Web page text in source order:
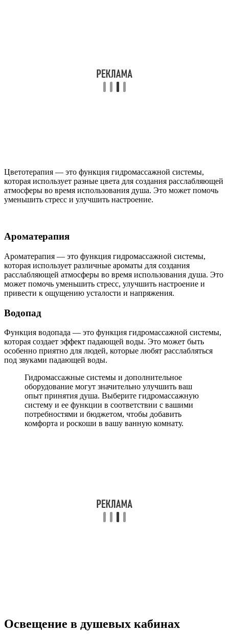
Цветотерапия — это функция гидромассажной системы,
которая использует разные цвета для создания расслабляющей
атмосферы во время использования душа. Это может помочь
уменьшить стресс и улучшить настроение.
Ароматерапия
Ароматерапия — это функция гидромассажной системы,
которая использует различные ароматы для создания
расслабляющей атмосферы во время использования душа. Это
может помочь уменьшить стресс, улучшить настроение и
привести к ощущению усталости и напряжения.
Водопад
Функция водопада — это функция гидромассажной системы,
которая создает эффект падающей воды. Это может быть
особенно приятно для людей, которые любят расслабляться
под звуками падающей воды.
Гидромассажные системы и дополнительное
оборудование могут значительно улучшить ваш
опыт принятия душа. Выберите гидромассажную
систему и ее функции в соответствии с вашими
потребностями и бюджетом, чтобы добавить
комфорта и роскоши в вашу ванную комнату.
Освещение в душевых кабинах